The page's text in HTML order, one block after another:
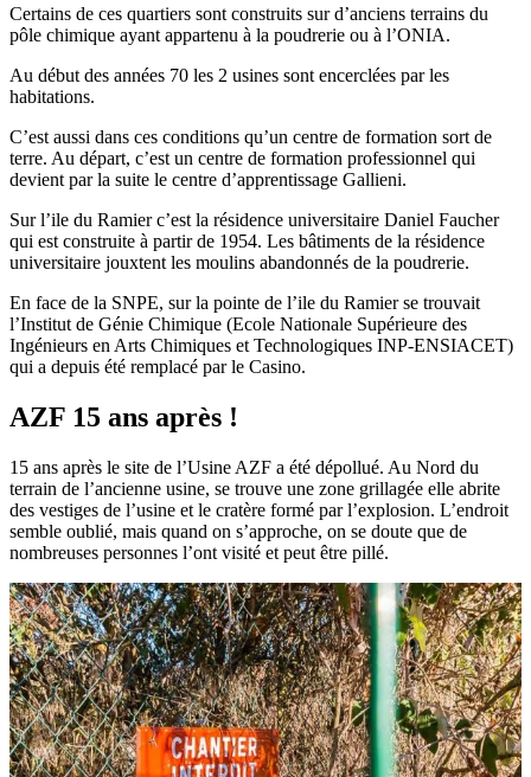
Certains de ces quartiers sont construits sur d’anciens terrains du
pôle chimique ayant appartenu à la poudrerie ou à l’ONIA.
Au début des années 70 les 2 usines sont encerclées par les
habitations.
C’est aussi dans ces conditions qu’un centre de formation sort de
terre. Au départ, c’est un centre de formation professionnel qui
devient par la suite le centre d’apprentissage Gallieni.
Sur l’ile du Ramier c’est la résidence universitaire Daniel Faucher
qui est construite à partir de 1954. Les bâtiments de la résidence
universitaire jouxtent les moulins abandonnés de la poudrerie.
En face de la SNPE, sur la pointe de l’ile du Ramier se trouvait
l’Institut de Génie Chimique (Ecole Nationale Supérieure des
Ingénieurs en Arts Chimiques et Technologiques INP-ENSIACET)
qui a depuis été remplacé par le Casino.
AZF 15 ans après !
15 ans après le site de l’Usine AZF a été dépollué. Au Nord du
terrain de l’ancienne usine, se trouve une zone grillagée elle abrite
des vestiges de l’usine et le cratère formé par l’explosion. L’endroit
semble oublié, mais quand on s’approche, on se doute que de
nombreuses personnes l’ont visité et peut être pillé.